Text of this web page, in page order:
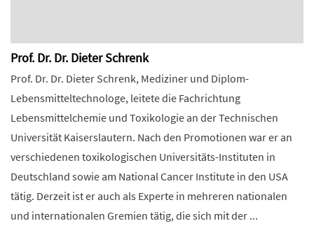
Prof. Dr. Dr. Dieter Schrenk
Prof. Dr. Dr. Dieter Schrenk, Mediziner und Diplom-
Lebensmitteltechnologe, leitete die Fachrichtung
Lebensmittelchemie und Toxikologie an der Technischen
Universität Kaiserslautern. Nach den Promotionen war er an
verschiedenen toxikologischen Universitäts-Instituten in
Deutschland sowie am National Cancer Institute in den USA
tätig. Derzeit ist er auch als Experte in mehreren nationalen
und internationalen Gremien tätig, die sich mit der ...